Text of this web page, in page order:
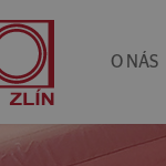
O NÁS